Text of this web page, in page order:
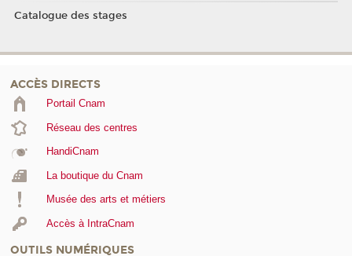
Catalogue des stages
ACCÈS DIRECTS
Portail Cnam
Réseau des centres
HandiCnam
La boutique du Cnam
Musée des arts et métiers
Accès à IntraCnam
OUTILS NUMÉRIQUES